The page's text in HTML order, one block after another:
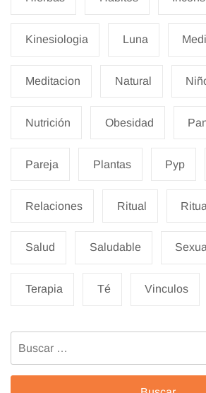
Kinesiologia Luna
Meditacion Natural
Nutrición Obesidad
Pareja Plantas Pyp
Relaciones Ritual
Salud Saludable
Terapia Té Vinculos